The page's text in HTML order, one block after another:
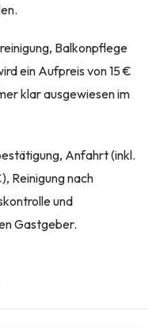
Balkonpflege
ein Aufpreis von 15 €
klar ausgewiesen im
Anfahrt (inkl.
Reinigung nach
und
Gastgeber.